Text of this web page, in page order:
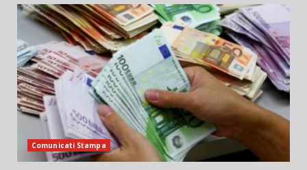
Comunicati Stampa